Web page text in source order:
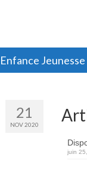
Enfance Jeunesse
21
NOV 2020
juin